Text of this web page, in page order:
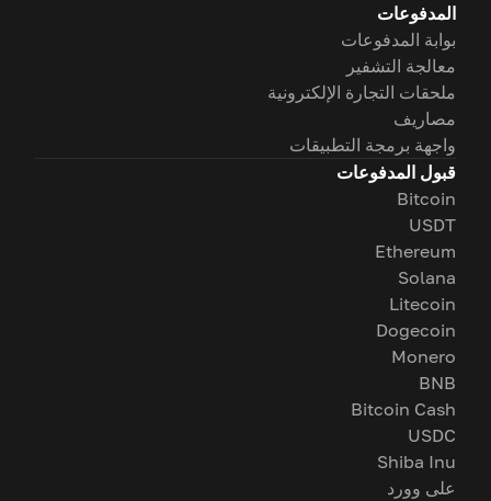
المدفوعات
بوابة المدفوعات
معالجة التشفير
ملحقات التجارة الإلكترونية
مصاريف
واجهة برمجة التطبيقات
قبول المدفوعات
Bitcoin
USDT
Ethereum
Solana
Litecoin
Dogecoin
Monero
BNB
Bitcoin Cash
USDC
Shiba Inu
على وورد